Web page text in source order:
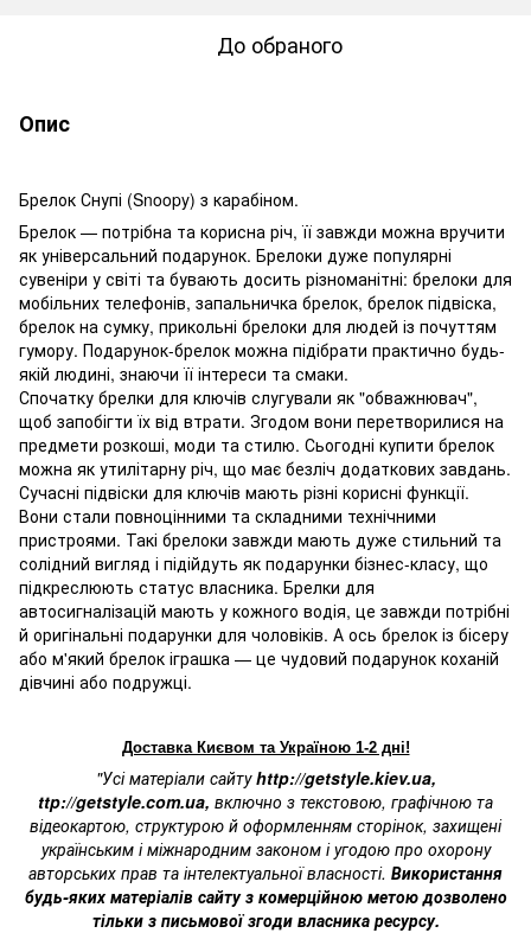
До обраного
Опис
Брелок Снупі (Snoopy) з карабіном.
Брелок — потрібна та корисна річ, її завжди можна вручити
як універсальний подарунок. Брелоки дуже популярні
сувеніри у світі та бувають досить різноманітні: брелоки для
мобільних телефонів, запальничка брелок, брелок підвіска,
брелок на сумку, прикольні брелоки для людей із почуттям
гумору. Подарунок-брелок можна підібрати практично будь-
якій людині, знаючи її інтереси та смаки.
Спочатку брелки для ключів слугували як "обважнювач",
щоб запобігти їх від втрати. Згодом вони перетворилися на
предмети розкоші, моди та стилю. Сьогодні купити брелок
можна як утилітарну річ, що має безліч додаткових завдань.
Сучасні підвіски для ключів мають різні корисні функції.
Вони стали повноцінними та складними технічними
пристроями. Такі брелоки завжди мають дуже стильний та
солідний вигляд і підійдуть як подарунки бізнес-класу, що
підкреслюють статус власника. Брелки для
автосигналізацій мають у кожного водія, це завжди потрібні
й оригінальні подарунки для чоловіків. А ось брелок із бісеру
або м'який брелок іграшка — це чудовий подарунок коханій
дівчині або подружці.
Доставка Києвом та Україною 1-2 дні!
"Усі матеріали сайтуhttp://getstyle.kiev.ua,
ttp://getstyle.com.ua, включно з текстовою, графічною та
відеокартою, структурою й оформленням сторінок, захищені
українським і міжнародним законом і угодою про охорону
авторських прав та інтелектуальної власності. Використання
будь-яких матеріалів сайту з комерційною метою дозволено
тільки з письмової згоди власника ресурсу.